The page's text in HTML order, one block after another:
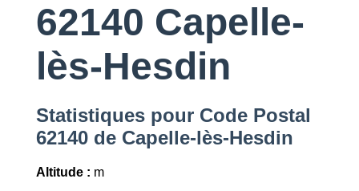
62140 Capelle-
lès-Hesdin
Statistiques pour Code Postal
62140 de Capelle-lès-Hesdin
Altitude : m